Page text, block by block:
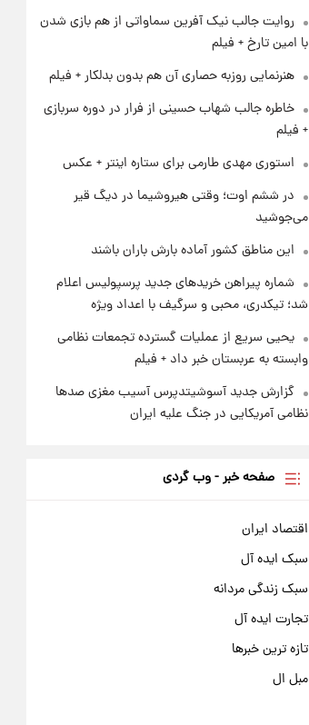
روایت جالب نیک آفرین سماواتی از هم بازی شدن
با امین تارخ + فیلم
هنرنمایی روزبه حصاری آن هم بدون بدلکار + فیلم
خاطره جالب شهاب حسینی از فرار در دوره سربازی
+ فیلم
استوری مهدی طارمی برای ستاره اینتر + عکس
در ششم اوت؛ وقتی هیروشیما در دیگ قیر
می‌جوشید
این مناطق کشور آماده بارش باران باشند
شماره پیراهن خریدهای جدید پرسپولیس اعلام
شد؛ تیکدری، محبی و سرگیف با اعداد ویژه
یحیی سریع از عملیات گسترده تجمعات نظامی
وابسته به عربستان خبر داد + فیلم
گزارش جدید آسوشیتدپرس آسیب مغزی صدها
نظامی آمریکایی در جنگ علیه ایران
صفحه خبر - وب گردی
اقتصاد ایران
سبک ایده آل
سبک زندگی مردانه
تجارت ایده آل
تازه ترین خبرها
مبل ال